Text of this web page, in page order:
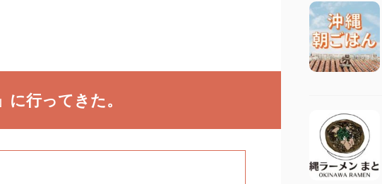
行ってきた。